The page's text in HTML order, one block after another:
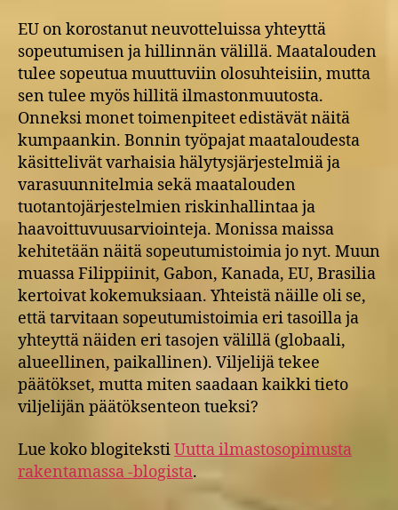
EU on korostanut neuvotteluissa yhteyttä
sopeutumisen ja hillinnän välillä. Maatalouden
tulee sopeutua muuttuviin olosuhteisiin, mutta
sen tulee myös hillitä ilmastonmuutosta.
Onneksi monet toimenpiteet edistävät näitä
kumpaankin. Bonnin työpajat maataloudesta
käsittelivät varhaisia hälytysjärjestelmiä ja
varasuunnitelmia sekä maatalouden
tuotantojärjestelmien riskinhallintaa ja
haavoittuvuusarviointeja. Monissa maissa
kehitetään näitä sopeutumistoimia jo nyt. Muun
muassa Filippiinit, Gabon, Kanada, EU, Brasilia
kertoivat kokemuksiaan. Yhteistä näille oli se,
että tarvitaan sopeutumistoimia eri tasoilla ja
yhteyttä näiden eri tasojen välillä (globaali,
alueellinen, paikallinen). Viljelijä tekee
päätökset, mutta miten saadaan kaikki tieto
viljelijän päätöksenteon tueksi?
Lue koko blogitekstiUutta ilmastosopimusta
rakentamassa -blogista.